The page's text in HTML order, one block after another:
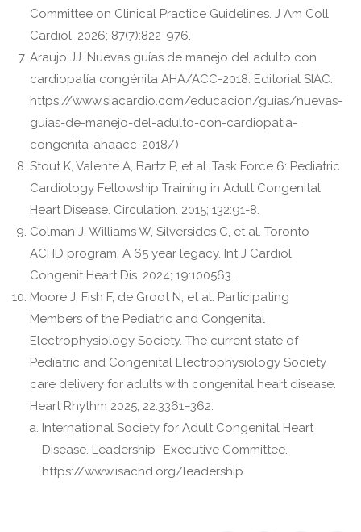
Committee on Clinical Practice Guidelines. J Am Coll
Cardiol. 2026; 87(7):822-976.
Araujo JJ. Nuevas guías de manejo del adulto con
cardiopatía congénita AHA/ACC-2018. Editorial SIAC.
https://www.siacardio.com/educacion/guias/nuevas-
guias-de-manejo-del-adulto-con-cardiopatia-
congenita-ahaacc-2018/)
Stout K, Valente A, Bartz P, et al. Task Force 6: Pediatric
Cardiology Fellowship Training in Adult Congenital
Heart Disease. Circulation. 2015; 132:91-8.
Colman J, Williams W, Silversides C, et al. Toronto
ACHD program: A 65 year legacy. Int J Cardiol
Congenit Heart Dis. 2024; 19:100563.
Moore J, Fish F, de Groot N, et al. Participating
Members of the Pediatric and Congenital
Electrophysiology Society. The current state of
Pediatric and Congenital Electrophysiology Society
care delivery for adults with congenital heart disease.
Heart Rhythm 2025; 22:3361–362.
International Society for Adult Congenital Heart
Disease. Leadership- Executive Committee.
https://www.isachd.org/leadership.